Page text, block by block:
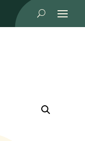
U